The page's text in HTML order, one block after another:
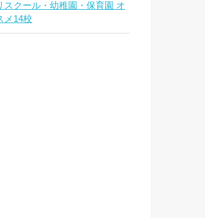
スクール・幼稚園・保育園 オ
メ14校